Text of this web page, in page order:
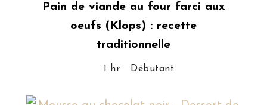
Pain de viande au four farci aux
oeufs (Klops) : recette
traditionnelle
1 hr Débutant